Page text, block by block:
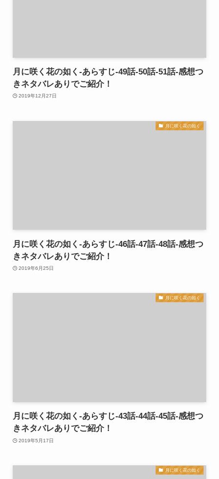
月に咲く花の如く-あらすじ-49話-50話-51話-感想つ
きネタバレありでご紹介！
2019年12月27日
月に咲く花の如く
月に咲く花の如く-あらすじ-46話-47話-48話-感想つ
きネタバレありでご紹介！
2019年6月25日
月に咲く花の如く
月に咲く花の如く-あらすじ-43話-44話-45話-感想つ
きネタバレありでご紹介！
2019年5月17日
月に咲く花の如く